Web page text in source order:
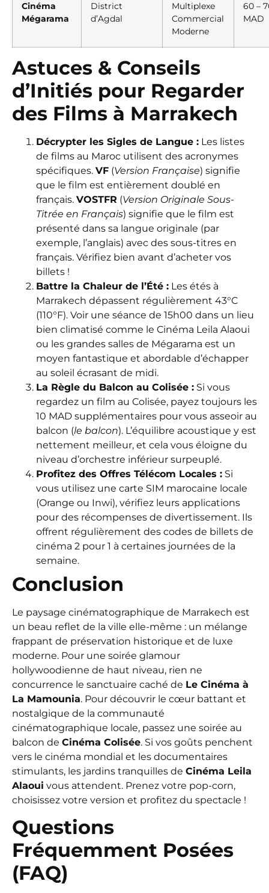
Cinéma
Mégarama
District
d’Agdal
Multiplexe
Commercial
Moderne
60 –
MAD
Astuces & Conseils
d’Initiés pour Regarder
des Films à Marrakech
Décrypter les Sigles de Langue : Les listes
de films au Maroc utilisent des acronymes
spécifiques. VF (Version Française) signifie
que le film est entièrement doublé en
français. VOSTFR (Version Originale Sous-
Titrée en Français) signifie que le film est
présenté dans sa langue originale (par
exemple, l’anglais) avec des sous-titres en
français. Vérifiez bien avant d’acheter vos
billets !
Battre la Chaleur de l’Été : Les étés à
Marrakech dépassent régulièrement 43°C
(110°F). Voir une séance de 15h00 dans un lieu
bien climatisé comme le Cinéma Leila Alaoui
ou les grandes salles de Mégarama est un
moyen fantastique et abordable d’échapper
au soleil écrasant de midi.
La Règle du Balcon au Colisée : Si vous
regardez un film au Colisée, payez toujours les
10 MAD supplémentaires pour vous asseoir au
balcon (le balcon). L’équilibre acoustique y est
nettement meilleur, et cela vous éloigne du
niveau d’orchestre inférieur surpeuplé.
Profitez des Offres Télécom Locales : Si
vous utilisez une carte SIM marocaine locale
(Orange ou Inwi), vérifiez leurs applications
pour des récompenses de divertissement. Ils
offrent régulièrement des codes de billets de
cinéma 2 pour 1 à certaines journées de la
semaine.
Conclusion
Le paysage cinématographique de Marrakech est
un beau reflet de la ville elle-même : un mélange
frappant de préservation historique et de luxe
moderne. Pour une soirée glamour
hollywoodienne de haut niveau, rien ne
concurrence le sanctuaire caché de Le Cinéma à
La Mamounia. Pour découvrir le cœur battant et
nostalgique de la communauté
cinématographique locale, passez une soirée au
balcon de Cinéma Colisée. Si vos goûts penchent
vers le cinéma mondial et les documentaires
stimulants, les jardins tranquilles de Cinéma Leila
Alaoui vous attendent. Prenez votre pop-corn,
choisissez votre version et profitez du spectacle !
Questions
Fréquemment Posées
(FAQ)